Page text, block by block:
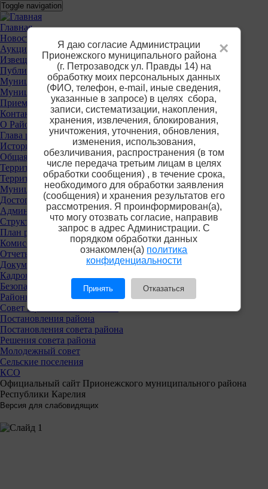
Перейти
к
основному
содержанию
Toggle navigation
×
Я даю согласие Администрации
Прионежского муниципального района
(г. Петрозаводск ул. Правды 14) на
обработку моих персональных данных
(ФИО, телефон, е-mail, иные сведения,
указанные в запросе) в целях сбора,
записи, систематизации, накопления,
хранения, извлечения, блокирования,
уничтожения, уточнения, обновления,
изменения, использования,
обезличивания, распространения (в том
числе передача третьим лицам в целях
обработки сообщения) , в течение срока,
необходимого для обработки заявления
(сообщения) и хранения результатов его
рассмотрения. Я проинформирован(а),
что могу отозвать согласие, направив
запрос в адрес Администрации. С
порядком обработки данных
ознакомлен(а) политика
конфиденциальности
Принять Отказаться
Основное
меню
Главная
Новости
Аукционы
Извещения о предоставлении участков
Публичные слушания
Муниципальные услуги
Муниципальный контроль
Приемная
Контакты
О Районе
Глава района
История
Общая информация
Территориальные органы власти
Территориальная избирательная комиссия
Муниципальные учреждения
Достопримечательности
Администрация района
Структура
План работы
Комиссии
Отчеты
Документы
Кадровая политика
Безопасность
Районный совет
Совет Прионежского района
Постановления района
Постановления совета района
Решения совета района
Молодежный совет
Сельские поселения
КСО
Официальный сайт Прионежского муниципального района
Республики Карелия